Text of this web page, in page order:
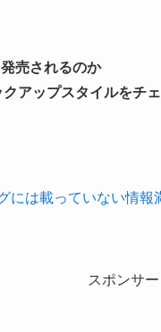
売されるのか
アップスタイルをチェ
は載っていない情報
スポンサ